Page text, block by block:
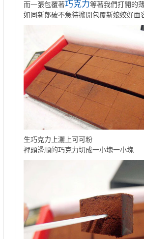
而一張包覆著巧克力等著我們打開的
如同新郎破不急待掀開包覆新娘姣好面
生巧克力上灑上可可粉
裡頭滑順的巧克力切成一小塊一小塊